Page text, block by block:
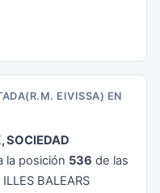
EIVISSA) EN
SOCIEDAD
la posición 536 de las
BALEARS